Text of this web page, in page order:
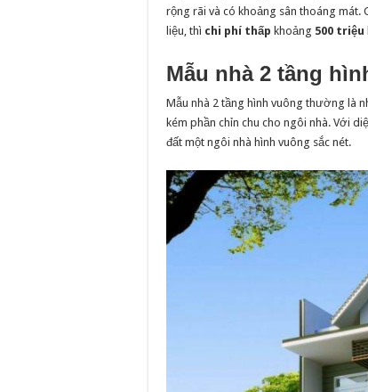
rộng rãi và có khoảng sân thoáng mát.
liệu, thì chi phí thấp khoảng 500 triệu
Mẫu nhà 2 tầng
Mẫu nhà 2 tầng hình vuông thường là
kém phần chỉn chu cho ngôi nhà. Với
đất một ngôi nhà hình vuông sắc nét.